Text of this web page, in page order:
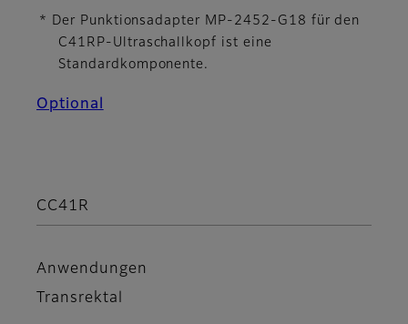
* Der Punktionsadapter MP-2452-G18 für den
C41RP-Ultraschallkopf ist eine
Standardkomponente.
Optional
CC41R
Anwendungen
Transrektal